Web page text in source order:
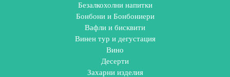
Безалкохолни напитки
Бонбони и Бонбониери
Вафли и бисквити
Винен тур и дегустация
Вино
Десерти
Захарни изделия